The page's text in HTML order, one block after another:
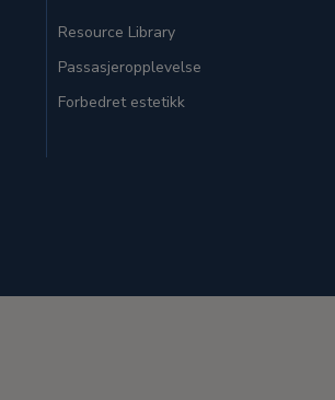
Resource Library
Passasjeropplevelse
Forbedret estetikk